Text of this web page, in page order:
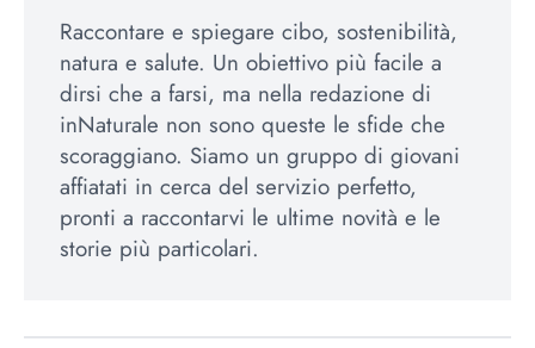
Raccontare e spiegare cibo, sostenibilità,
natura e salute. Un obiettivo più facile a
dirsi che a farsi, ma nella redazione di
inNaturale non sono queste le sfide che
scoraggiano. Siamo un gruppo di giovani
affiatati in cerca del servizio perfetto,
pronti a raccontarvi le ultime novità e le
storie più particolari.